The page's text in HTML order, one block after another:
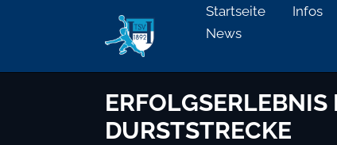
Startseite Infos
News
DURSTSTRECKE